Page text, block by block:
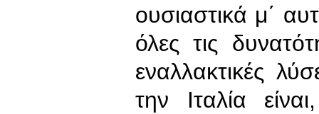
ουσιαστικά μ΄
όλες τις
εναλλακτικές
την Ιταλία